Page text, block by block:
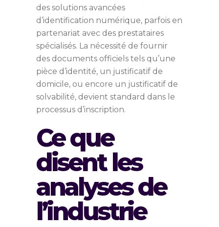
des solutions avancées
d’identification numérique, parfois en
partenariat avec des prestataires
spécialisés. La nécessité de fournir
des documents officiels tels qu’une
pièce d’identité, un justificatif de
domicile, ou encore un justificatif de
solvabilité, devient standard dans le
processus d’inscription.
Ce que
disent les
analyses de
l’industrie